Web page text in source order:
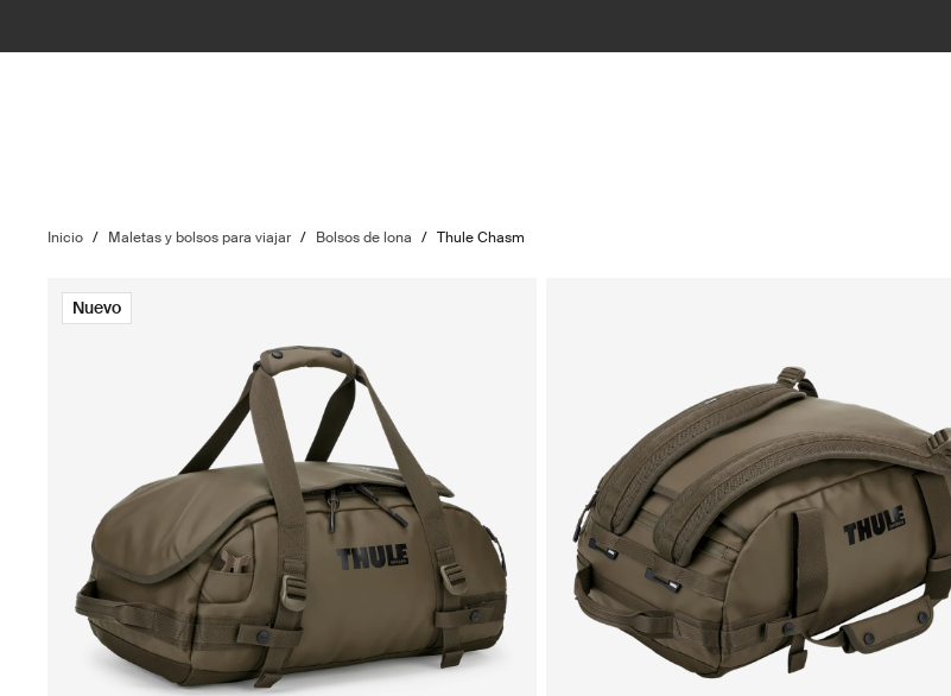
Inicio / Maletas y bolsos para viajar / Bolsos de lona / Thule Chasm
Nuevo